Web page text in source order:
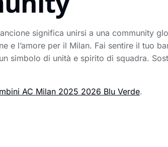
significa unirsi a una community
e l’amore per il Milan. Fai sentire il tuo
simbolo di unità e spirito di squadra.
AC Milan 2025 2026 Blu Verde.